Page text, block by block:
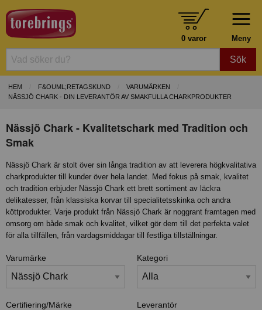
Meny
0 varor
Sök
HEM F&OUML;RETAGSKUND
VARUMÄRKEN
NÄSSJÖ CHARK - DIN LEVERANTÖR AV SMAKFULLA CHARKPRODUKTER
Nässjö Chark - Kvalitetschark med Tradition och
Smak
Nässjö Chark är stolt över sin långa tradition av att leverera högkvalitativa
charkprodukter till kunder över hela landet. Med fokus på smak, kvalitet
och tradition erbjuder Nässjö Chark ett brett sortiment av läckra
delikatesser, från klassiska korvar till specialitetsskinka och andra
köttprodukter. Varje produkt från Nässjö Chark är noggrant framtagen med
omsorg om både smak och kvalitet, vilket gör dem till det perfekta valet
för alla tillfällen, från vardagsmiddagar till festliga tillställningar.
Varumärke Kategori
Certifiering/Märke Leverantör